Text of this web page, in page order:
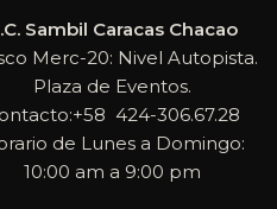
Sambil Caracas Chacao
Merc-20: Nivel Autopista.
Plaza de Eventos.
424-306.67.28
de Lunes a Domingo:
10:00 am a 9:00 pm